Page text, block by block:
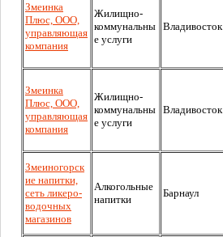
Змеинка
Плюс, ООО,
управляющая
компания
Жилищно-
коммунальны
е услуги
Владивосток
Змеинка
Плюс, ООО,
управляющая
компания
Жилищно-
коммунальны
е услуги
Владивосток
Змеиногорск
ие напитки,
сеть ликеро-
водочных
магазинов
Алкогольные
напитки
Барнаул